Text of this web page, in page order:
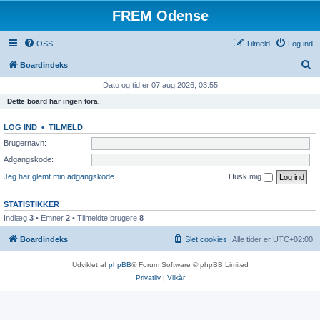
FREM Odense
OSS Log ind
Tilmeld
Boardindeks
Dato og tid er 07 aug 2026, 03:55
Dette board har ingen fora.
LOG IND • TILMELD
Brugernavn:
Adgangskode:
Jeg har glemt min adgangskode
Husk mig
STATISTIKKER
Indlæg 3 • Emner 2 • Tilmeldte brugere 8
Boardindeks Alle tider er UTC+02:00
Slet cookies
Udviklet af phpBB® Forum Software © phpBB Limited
Privatliv| Vilkår